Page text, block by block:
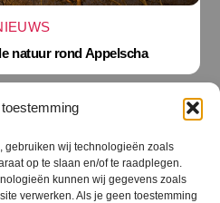
gebruiken wij technologieën zoals
op te slaan en/of te raadplegen.
kunnen wij gegevens zoals
verwerken. Als je geen toestemming
natuur rond Appelscha
Terug
naar
boven